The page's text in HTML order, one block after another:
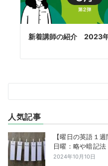
新着講師の紹介 2023
人気記事
【曜日の英語１
日曜：略や暗記法
2024年10月10日